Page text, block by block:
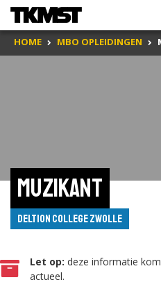
HOME MBO OPLEIDINGEN
Muzikant
Deltion College Zwolle
Let op: deze informatie
actueel.